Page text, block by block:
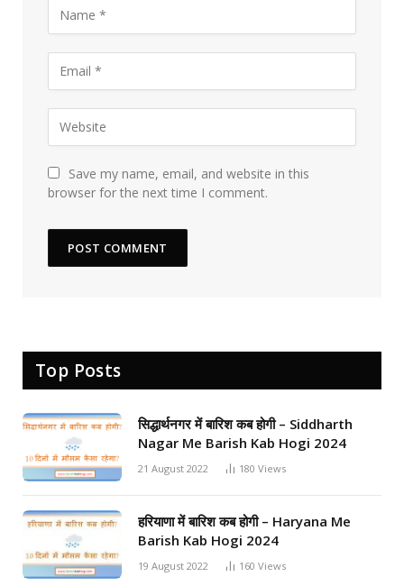
Save my name, email, and website in this
browser for the next time I comment.
Top Posts
सिद्धार्थनगर में बारिश कब होगी – Siddharth
Nagar Me Barish Kab Hogi 2024
21 August 2022 180 Views
हरियाणा में बारिश कब होगी – Haryana Me
Barish Kab Hogi 2024
19 August 2022 160 Views